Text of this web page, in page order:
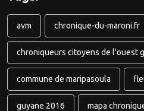
avm chronique-du-maroni.fr
chroniqueurs citoyens de l'ouest
commune de maripasoula
guyane 2016 mapa